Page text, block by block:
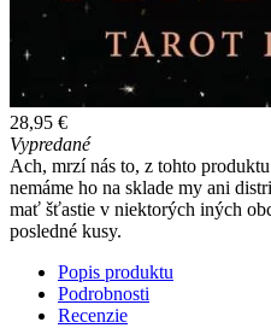
28,95 €
Vypredané
Ach, mrzí nás to, z tohto
nemáme ho na sklade my ani
mať šťastie v niektorých iných
posledné kusy.
Popis produktu
Podrobnosti
Recenzie